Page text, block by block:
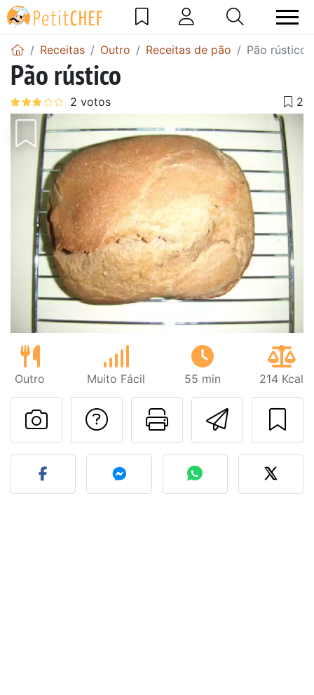
Receitas Outro Receitas de pão Pão rústico
Pão rústico
Outro Muito Fácil 55 min 214 Kcal
Imprima
Falar com o autor
Fez esta receita?